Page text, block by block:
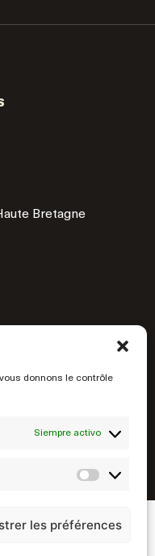
donnons le contrôle
Siempre activo
les préférences
Bretagne
porStartup